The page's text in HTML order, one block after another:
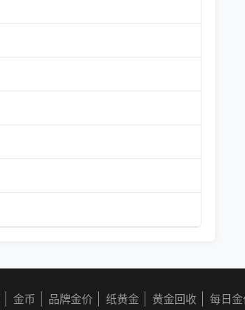
金币 品牌金价 纸黄金 黄金回收 每日